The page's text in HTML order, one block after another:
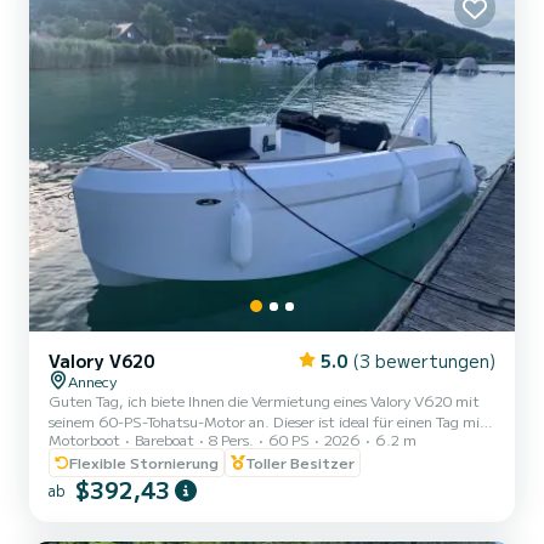
Valory V620 5.0 (3 bewertungen)
Annecy
Guten Tag, ich biete Ihnen die Vermietung eines Valory V620 mit
seinem 60-PS-Tohatsu-Motor an. Dieser ist ideal für einen Tag mit
Familie oder Freunden, um unseren wunderschönen See zu
genießen. Zugelassen für bis zu 8 Personen (maximal 6 Erwachsene
und 2 Kinder), abnehmbarer Tisch, Badeleiter, Bluetooth-System,
Sonnensegel, Sonnenliege... Rettungswesten für Erwachsene und
Motorboot Bareboat 8 Pers. 60 PS 2026
6.2 m
Flexible Stornierung
Toller Besitzer
ab $392,43